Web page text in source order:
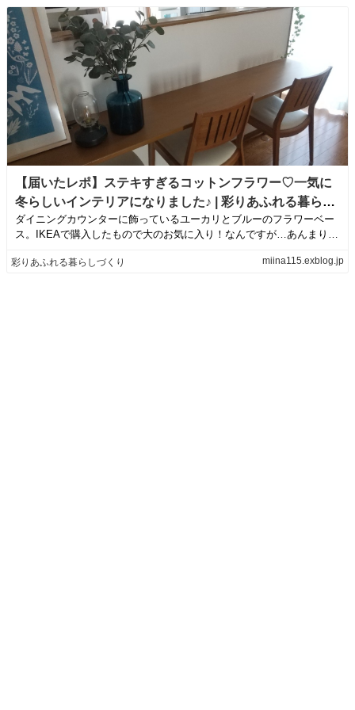
【届いたレポ】ステキすぎるコットンフラワー♡一気に
冬らしいインテリアになりました♪ | 彩りあふれる暮らし
づくり
ダイニングカウンターに飾っているユーカリとブルーのフラワーベー
ス。IKEAで購入したもので大のお気に入り！なんですが…あんまり冬
彩りあふれる暮らしづくり miina115.exblog.jp